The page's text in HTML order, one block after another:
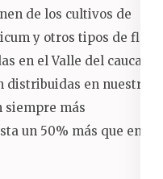
de los cultivos de
y otros tipos de flor.
en el Valle del cauca y
en nuestro
siempre más
un 50% más que en